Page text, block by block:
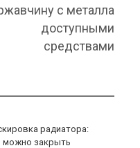
с металла
доступными
средствами
радиатора:
можно закрыть